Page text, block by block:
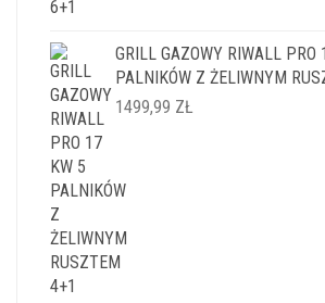
GRILL GAZOWY RIWALL PRO
PALNIKÓW Z ŻELIWNYM
1499,99 ZŁ